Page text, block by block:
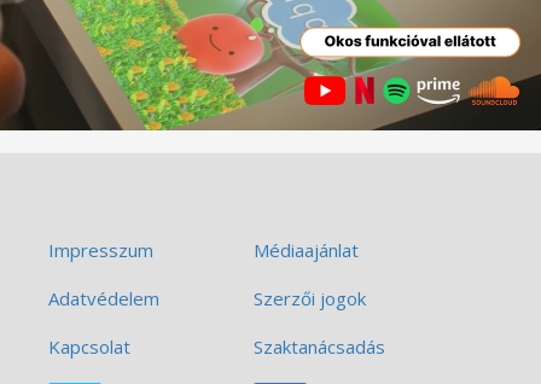
Impresszum
Médiaajánlat
Adatvédelem
Szerzői jogok
Kapcsolat
Szaktanácsadás